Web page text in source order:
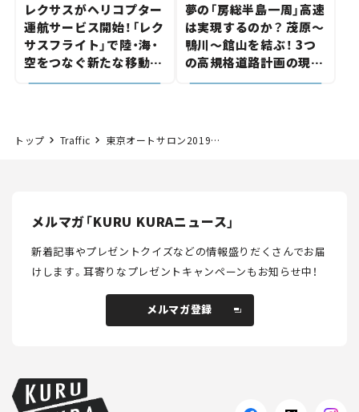
レクサスがヘリコプター
運航サービス開始！「レク
サスフライト」で陸・海・
空をつなぐ新たな移動体
験とは
夢の「房総半島一周」高速
は実現するのか？ 茂原～
鴨川～館山を結ぶ！ 3つ
の高規格道路計画の現
状。「館山鴨川道路」で検
トップ Traffic 東京オートサロン2019。海外からの来場者はどう感じた？
メルマガ「KURU KURAニュース」
新着記事やプレゼントクイズなどの情報盛りだくさんでお届
けします。耳寄りなプレゼントキャンペーンもお知らせ中！
メルマガ登録